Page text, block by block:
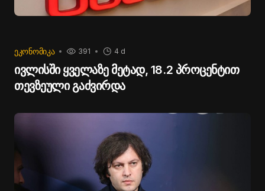
ᲔᲙᲝᲜᲝᲛᲘᲙᲐ 4 d
391
ივლისში ყველაზე მეტად, 18.2 პროცენტით
თევზეული გაძვირდა